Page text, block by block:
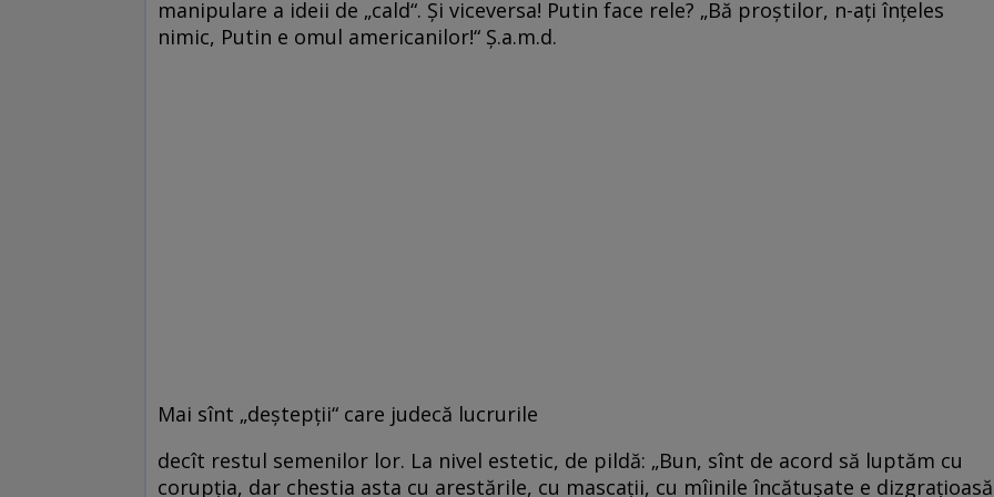
manipulare a ideii de „cald“. Şi viceversa! Putin face rele? „Bă proştilor, n-aţi înţeles
nimic, Putin e omul americanilor!“ Ş.a.m.d.
Mai sînt „deştepţii“ care judecă lucrurile
decît restul semenilor lor. La nivel estetic, de pildă: „Bun, sînt de acord să luptăm cu
corupţia, dar chestia asta cu arestările, cu mascaţii, cu mîinile încătuşate e